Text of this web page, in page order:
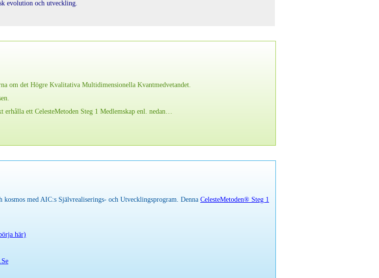
evolution och utveckling.
om det Högre Kvalitativa Multidimensionella Kvantmedvetandet.
ett CelesteMetoden Steg 1 Medlemskap enl. nedan…
kosmos med AIC:s Självrealiserings- och Utvecklingsprogram. Denna CelesteMetoden® Steg 1
här)